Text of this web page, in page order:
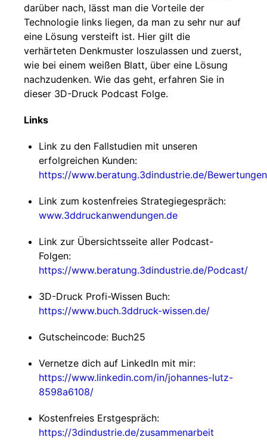
darüber nach, lässt man die Vorteile der
Technologie links liegen, da man zu sehr nur auf
eine Lösung versteift ist. Hier gilt die
verhärteten Denkmuster loszulassen und zuerst,
wie bei einem weißen Blatt, über eine Lösung
nachzudenken. Wie das geht, erfahren Sie in
dieser 3D-Druck Podcast Folge.
Links
Link zu den Fallstudien mit unseren
erfolgreichen Kunden:
https://www.beratung.3dindustrie.de/
Link zum kostenfreies Strategiegespräch:
www.3ddruckanwendungen.de
Link zur Übersichtsseite aller Podcast-
Folgen:
https://www.beratung.3dindustrie.de/Podcast/
3D-Druck Profi-Wissen Buch:
https://www.buch.3ddruck-wissen.de/
Gutscheincode: Buch25
Vernetze dich auf LinkedIn mit mir:
https://www.linkedin.com/in/johannes-lutz-
8598a6108/
Kostenfreies Erstgespräch:
https://3dindustrie.de/zusammenarbeit